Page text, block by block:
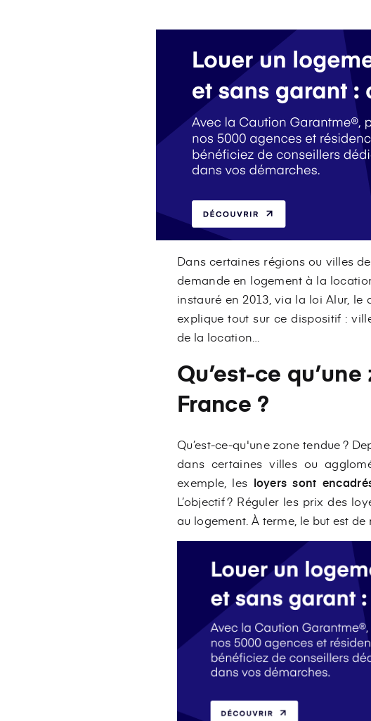
Dans certaines régions ou villes
demande en logement à la
instauré en 2013, via la loi Alur, le
explique tout sur ce dispositif :
de la location…
Qu’est-ce
France ?
Qu’est-ce-qu'une zone tendue ?
dans certaines villes ou
exemple, les loyers sont
L’objectif ? Réguler les prix des
au logement. À terme, le but est